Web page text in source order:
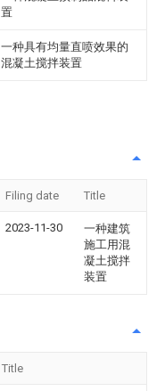
置
一种具有均量直喷效果的
混凝土搅拌装置
Filing date Title
2023-11-30
一种建筑
施工用混
凝土搅拌
装置
Title